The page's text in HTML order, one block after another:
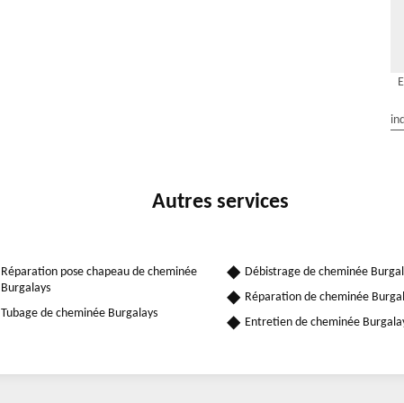
Autres services
Réparation pose chapeau de cheminée
Burgalays
Tubage de cheminée Burgalays
Débistrage de cheminée
Réparation de cheminée
Entretien de cheminée